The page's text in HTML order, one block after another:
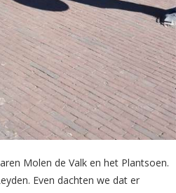
Molen de Valk en het Plantsoen.
Even dachten we dat er